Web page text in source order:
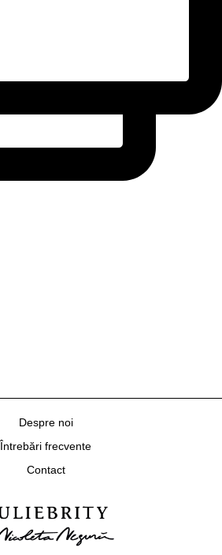
Despre noi
Întrebări frecvente
Contact